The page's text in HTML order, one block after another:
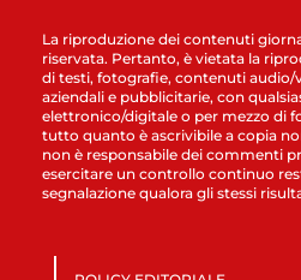
La riproduzione dei contenuti
riservata. Pertanto, è vietata la
di testi, fotografie, contenuti
aziendali e pubblicitarie, con
elettronico/digitale o per mezzo di
tutto quanto è ascrivibile a copia
non è responsabile dei commenti
esercitare un controllo continuo
segnalazione qualora gli stessi